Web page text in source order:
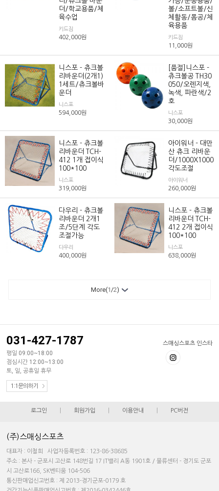
더/학교용품/체
육수업
키드짐
402,000원
볼/소프트볼/신
체활동/폼공/체
육용품
키드짐
11,000원
니스포 - 츄크볼
리바운더(2개1)
1세트/츄크볼바
운더
니스포
594,000원
[품절]니스포 -
츄크볼공 TH30
050/오렌지색,
녹색, 파란색/2
호
니스포
30,000원
니스포 - 츄크볼
리바운더 TCH-
412 1개 접이식
100*100
니스포
319,000원
아이워너 - 대만
산 츄크 리바운
더/1000X1000
각도조절
아이워너
260,000원
다우리 - 츄크볼
리바운더 2개1
조/5단계 각도
조절가능
다우리
400,000원
니스포 - 츄크볼
리바운더 TCH-
412 2개 접이식
100*100
니스포
638,000원
More(1 /2)
스매싱스포츠 인스타
031-427-1787
평일 09:00~18:00
점심시간 12:00~13:00
토, 일, 공휴일 휴무
1:1문의하기
로그인 회원가입 이용안내 PC버전
(주)스매싱스포츠
대표자 : 이철희 사업자등록번호 : 123-86-38685
주소 : 본사 - 군포시 고산로 148번길 17 IT밸리 A동 1901호 / 물류센터 - 경기도 군포
시 고산로166, SK벤티움 104-506
통신판매업신고번호 : 제 2013-경기군포-0179 호